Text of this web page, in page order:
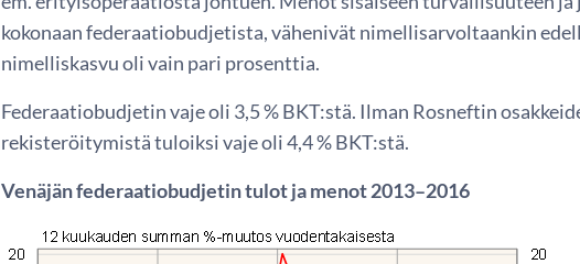
kokonaan federaatiobudjetista, vähenivät nimellisarvoltaankin
nimelliskasvu oli vain pari prosenttia.
Federaatiobudjetin vaje oli 3,5 % BKT:stä. Ilman Rosneftin
rekisteröitymistä tuloiksi vaje oli 4,4 % BKT:stä.
Venäjän federaatiobudjetin tulot ja menot 2013–2016